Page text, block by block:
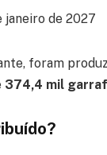
janeiro de 2027
foram
374,4 mil